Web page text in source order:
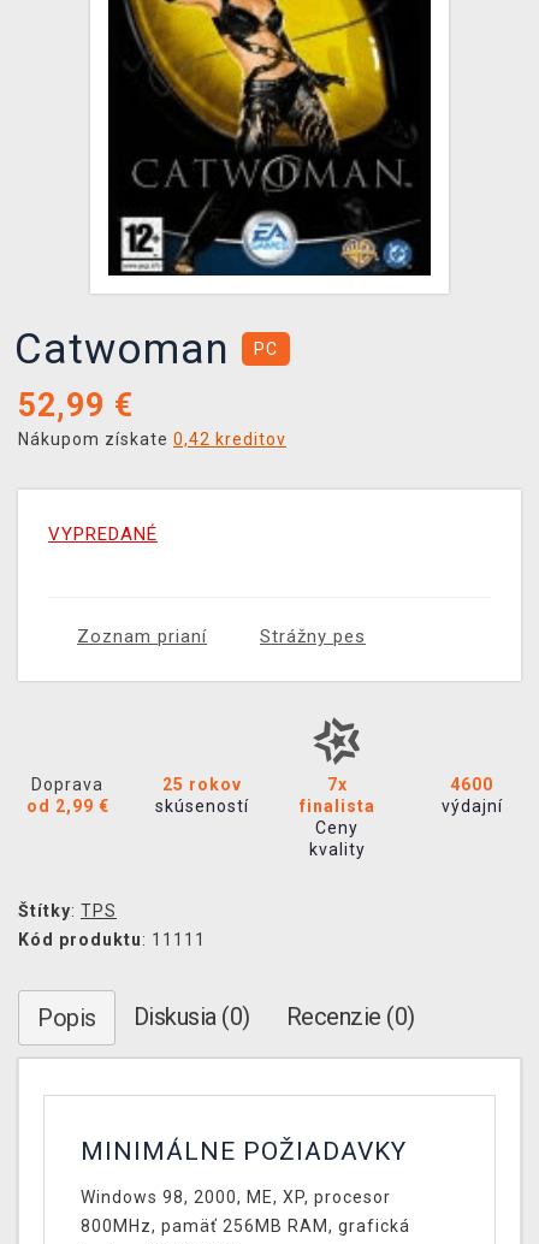
XZONE KLUB
Catwoman PC
52,99 €
Nákupom získate 0,42 kreditov
VYPREDANÉ
Zoznam prianí Strážny pes
Doprava
od 2,99 €
25 rokov
skúseností
7x
finalista
Ceny
kvality
4600
výdajní
Štítky: TPS
Kód produktu: 11111
Popis Diskusia (0) Recenzie (0)
MINIMÁLNE POŽIADAVKY
Windows 98, 2000, ME, XP, procesor
800MHz, pamäť 256MB RAM, grafická